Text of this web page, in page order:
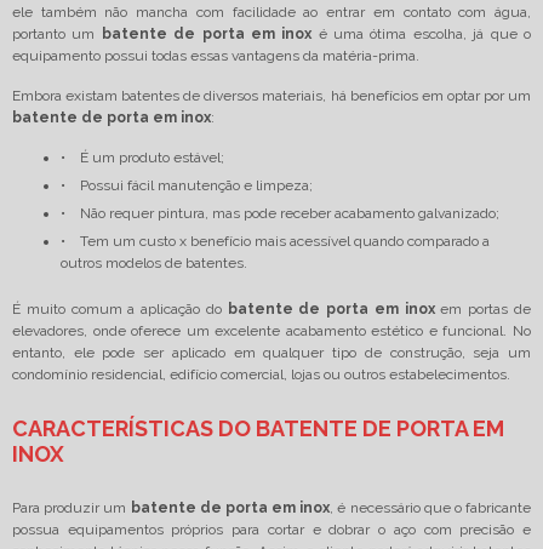
ele também não mancha com facilidade ao entrar em contato com água,
portanto um
batente de porta em inox é uma ótima escolha, já que o
equipamento possui todas essas vantagens da matéria-prima.
Embora existam batentes de diversos materiais, há benefícios em optar por um
batente de porta em inox:
• É um produto estável;
• Possui fácil manutenção e limpeza;
• Não requer pintura, mas pode receber acabamento galvanizado;
• Tem um custo x benefício mais acessível quando comparado a
outros modelos de batentes.
É muito comum a aplicação do batente de porta em inoxem portas de
elevadores, onde oferece um excelente acabamento estético e funcional. No
entanto, ele pode ser aplicado em qualquer tipo de construção, seja um
condomínio residencial, edifício comercial, lojas ou outros estabelecimentos.
CARACTERÍSTICAS DO BATENTE DE PORTA EM
INOX
Para produzir um batente de porta em inox , é necessário que o fabricante
possua equipamentos próprios para cortar e dobrar o aço com precisão e